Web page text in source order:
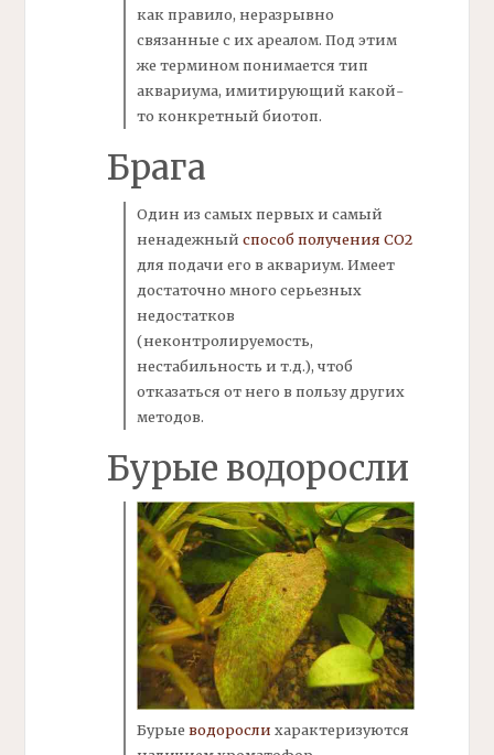
как правило, неразрывно
связанные с их ареалом. Под этим
же термином понимается тип
аквариума, имитирующий какой-
то конкретный биотоп.
Брага
Один из самых первых и самый
ненадежныйспособ получения СО2
для подачи его в аквариум. Имеет
достаточно много серьезных
недостатков
(неконтролируемость,
нестабильность и т.д.), чтоб
отказаться от него в пользу других
методов.
Бурые водоросли
Бурыеводоросли характеризуются